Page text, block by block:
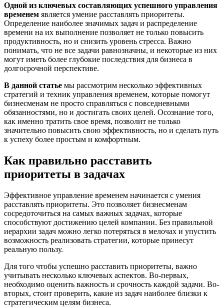
Одной из ключевых составляющих успешного управления
временем является умение расставлять приоритеты.
Определение наиболее значимых задач и распределение
времени на их выполнение позволяет не только повысить
продуктивность, но и снизить уровень стресса. Важно
понимать, что не все задачи равнозначны, и некоторые из них
могут иметь более глубокие последствия для бизнеса в
долгосрочной перспективе.
В данной статье мы рассмотрим несколько эффективных
стратегий и техник управления временем, которые помогут
бизнесменам не просто справляться с повседневными
обязанностями, но и достигать своих целей. Осознание того,
как именно тратить свое время, позволит не только
значительно повысить свою эффективность, но и сделать путь
к успеху более простым и комфортным.
Как правильно расставить
приоритеты в задачах
Эффективное управление временем начинается с умения
расставлять приоритеты. Это позволяет бизнесменам
сосредоточиться на самых важных задачах, которые
способствуют достижению целей компании. Без правильной
иерархии задач можно легко потеряться в мелочах и упустить
возможность реализовать стратегии, которые принесут
реальную пользу.
Для того чтобы успешно расставить приоритеты, важно
учитывать несколько ключевых аспектов. Во-первых,
необходимо оценить важность и срочность каждой задачи. Во-
вторых, стоит проверить, какие из задач наиболее близки к
стратегическим целям бизнеса.